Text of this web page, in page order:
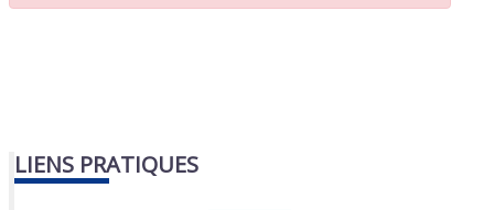
LIENS PRATIQUES